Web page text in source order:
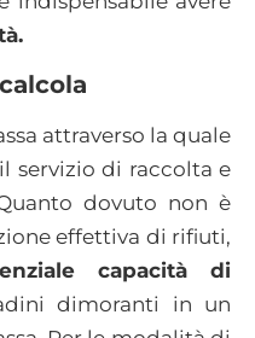
attraverso la quale
servizio di raccolta e
dovuto non è
effettiva di rifiuti,
capacità di
dimoranti in un